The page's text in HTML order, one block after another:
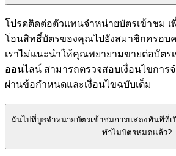
โปรดติดต่อตัวแทนจำหน่ายบัตรเข้าชม
โอนสิทธิ์บัตรของคุณไปยังสมาชิกครอบ
เราไม่แนะนำให้คุณพยายามขายต่อบัตร
ออนไลน์ สามารถตรวจสอบเงื่อนไขการ
ผ่านข้อกําหนดและเงื่อนไขฉบับเต็ม
ฉันไปที่บูธจำหน่ายบัตรเข้าชมการแสดงทันทีที่
ทำไมบัตรหมดแล้ว?